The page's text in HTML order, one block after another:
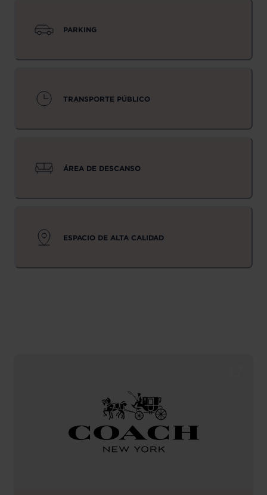
PARKING
TRANSPORTE PÚBLICO
ÁREA DE DESCANSO
ESPACIO DE ALTA CALIDAD